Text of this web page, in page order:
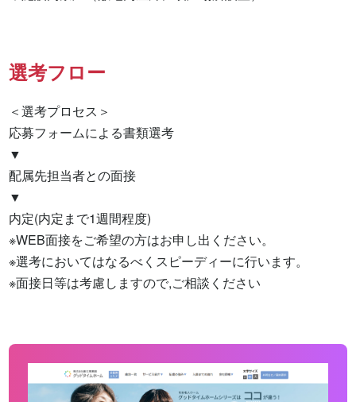
選考フロー
＜選考プロセス＞
応募フォームによる書類選考
▼
配属先担当者との面接
▼
内定(内定まで1週間程度)
※WEB面接をご希望の方はお申し出ください。
※選考においてはなるべくスピーディーに行います。
※面接日等は考慮しますので,ご相談ください